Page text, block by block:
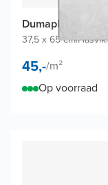
Dumaplast
37,5 x 65 cm|Hasvik|
45,-/m²
Op voorraad